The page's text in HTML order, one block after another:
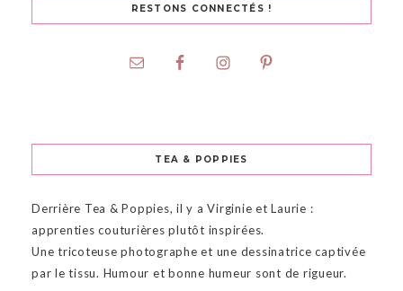
RESTONS CONNECTÉS !
TEA & POPPIES
Derrière Tea & Poppies, il y a Virginie et Laurie :
apprenties couturières plutôt inspirées.
Une tricoteuse photographe et une dessinatrice captivée
par le tissu. Humour et bonne humeur sont de rigueur.